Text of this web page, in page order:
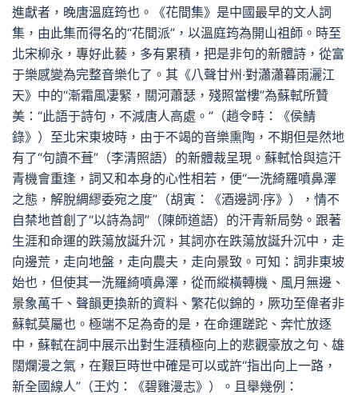
進獻者，晚唐溫庭筠也。《花間集》是中國最早的文人詞
集，由此集而得名的“花間派”，以溫庭筠為開山祖師。時至
北宋柳永，專好此藝，多有累積，把是非句的新體詩，從富
于樂感變為完整音樂化了。其《八聲甘州·對瀟瀟暮雨灑江
天》中的“漸霜風凄緊，關河蕭瑟，殘照當樓”為蘇軾所贊
美：“此語于詩句，不減唐人高處。”（趙令畤：《侯鯖
錄》）至北宋東坡時，由于不竭的音樂熏陶，不期但是然地
有了“句讀不葺”（李清照語）的新體裁呈現。蘇軾恰與這汗
青機會重逢，詞又和本身的心性相若，便“一洗綺羅噴鼻澤
之態，解脫綢繆委宛之度”（胡寅：《酒邊詞·序》），情不
自禁地首創了“以詩為詞”（陳師道語）的汗青新局勢。跟著
生涯和命運的跌蕩放誕升沉，其詞亦在跌蕩放誕升沉中，走
向邊荒，走向地盤，走向農夫，走向景致。可知：詞非東坡
始也，但使其一洗羅綺噴鼻澤，從而縱橫轉機、風月無邊、
景象萬千、聲韻更換新的資料、繁花似錦的，厥功至偉者非
蘇軾莫屬也。極端不足為奇的是，在命運蹉跎、奔忙放逐
中，蘇軾在詞中展示出對生涯積極向上的悲觀豪放之句、雄
闊爛漫之氣，在艱巨時世中確是可以或許“指出向上一路，
新全國線人”（王灼：《碧雞漫志》）。且舉幾例：